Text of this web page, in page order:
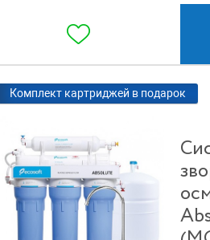
Комплект картриджей в подарок